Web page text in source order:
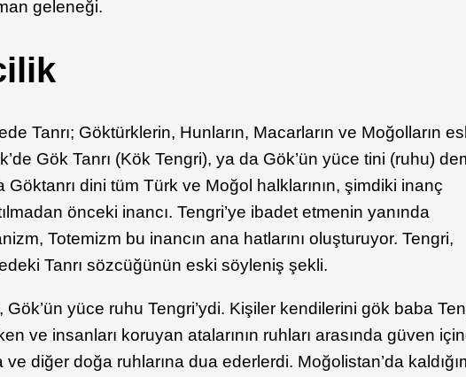
geleneği.
Tanrı; Göktürklerin, Hunların, Macarların ve Moğolların
Gök Tanrı (Kök Tengri), ya da Gök’ün yüce tini (ruhu)
Göktanrı dini tüm Türk ve Moğol halklarının, şimdiki inanç
önceki inancı. Tengri’ye ibadet etmenin yanında
Totemizm bu inancın ana hatlarını oluşturuyor. Tengri,
Tanrı sözcüğünün eski söyleniş şekli.
yüce ruhu Tengri’ydi. Kişiler kendilerini gök baba
ve insanları koruyan atalarının ruhları arasında güven
diğer doğa ruhlarına dua ederlerdi. Moğolistan’da